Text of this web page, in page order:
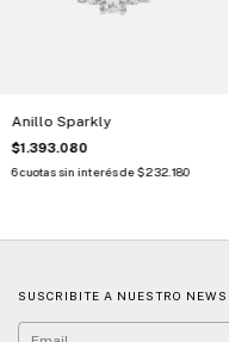
Anillo Sparkly
$1.393.080
6cuotas sin interés de$232.180
SUSCRIBITE A NUESTRO